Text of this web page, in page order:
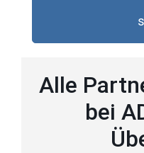
Alle
bei